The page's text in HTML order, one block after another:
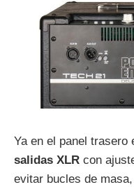
Ya en el panel trasero
salidas XLR con
evitar bucles de